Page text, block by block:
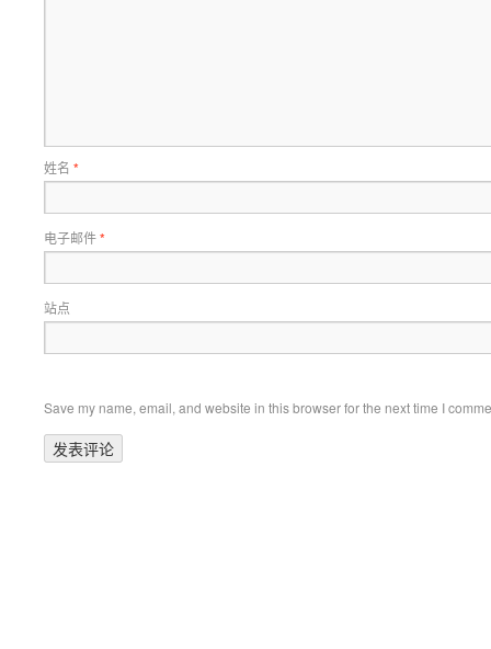
姓名 *
电子邮件*
站点
Save my name, email, and website in this browser for the next time I